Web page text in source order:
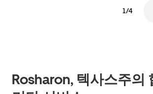
1/4
Rosharon, 텍사스주의